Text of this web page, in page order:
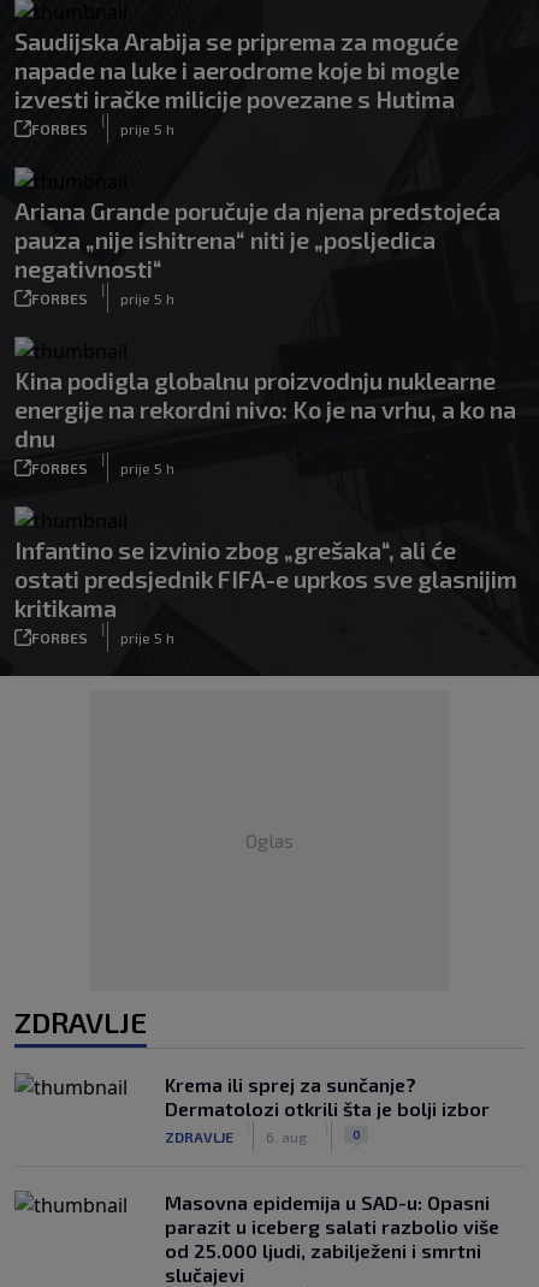
Saudijska Arabija se priprema za moguće
napade na luke i aerodrome koje bi mogle
izvesti iračke milicije povezane s Hutima
FORBES
|
prije 5 h
Ariana Grande poručuje da njena predstojeća
pauza „nije ishitrena“ niti je „posljedica
negativnosti“
FORBES
|
prije 5 h
Kina podigla globalnu proizvodnju nuklearne
energije na rekordni nivo: Ko je na vrhu, a ko na
dnu
FORBES
|
prije 5 h
Infantino se izvinio zbog „grešaka“, ali će
ostati predsjednik FIFA-e uprkos sve glasnijim
kritikama
FORBES
|
prije 5 h
Oglas
ZDRAVLJE
Krema ili sprej za sunčanje?
Dermatolozi otkrili šta je bolji izbor
ZDRAVLJE 6. aug. 0
Masovna epidemija u SAD-u: Opasni
parazit u iceberg salati razbolio više
od 25.000 ljudi, zabilježeni i smrtni
slučajevi